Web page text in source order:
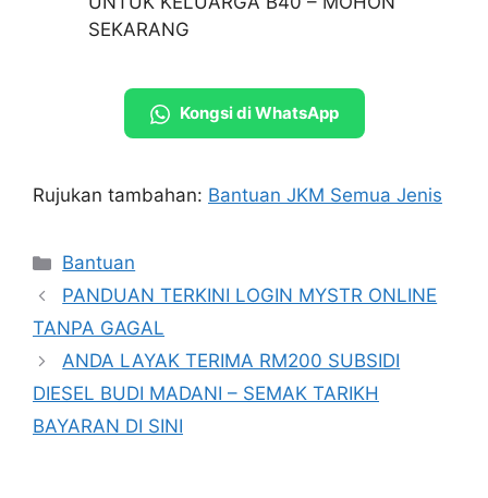
SEKARANG
Kongsi di WhatsApp
Rujukan tambahan: Bantuan JKM Semua Jenis
Categories
Bantuan
PANDUAN TERKINI LOGIN MYSTR ONLINE
TANPA GAGAL
ANDA LAYAK TERIMA RM200 SUBSIDI
DIESEL BUDI MADANI – SEMAK TARIKH
BAYARAN DI SINI